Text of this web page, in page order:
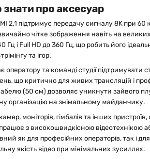
про аксесуар
2.1 підтримує передачу сигналу 8K при 60
чітке зображення навіть на
Гц і Full HD до 360 Гц, що робить його
та ігор.
оператору та команді студії підтримувати
що критично для живих трансляцій і
(50 см) дозволяє уникнути зайвого
організацію на знімальному майданчику.
моніторів, гімбалів та інших
з високошвидкісною відеотехнікою
як для професійних операторів, так і
якість відео при мінімальних зусиллях.